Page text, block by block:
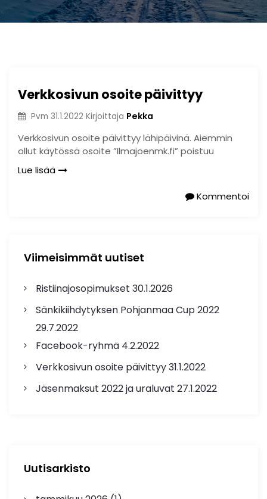
Verkkosivun osoite päivittyy
Pvm 31.1.2022 Kirjoittaja Pekka
Verkkosivun osoite päivittyy lähipäivinä. Aiemmin
ollut käytössä osoite ”Ilmajoenmk.fi” poistuu
Lue lisää
Kommentoi
Viimeisimmät uutiset
Ristiinajosopimukset 30.1.2026
Sänkikiihdytyksen Pohjanmaa Cup 2022
29.7.2022
Facebook-ryhmä 4.2.2022
Verkkosivun osoite päivittyy31.1.2022
Jäsenmaksut 2022 ja uraluvat 27.1.2022
Uutisarkisto